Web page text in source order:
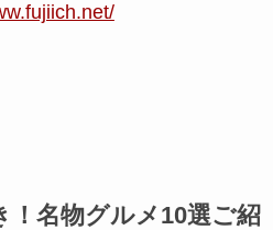
！名物グルメ10選ご紹